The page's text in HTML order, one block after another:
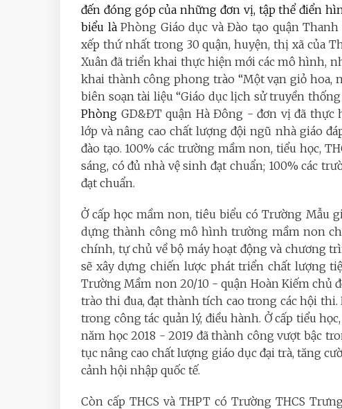
đến đóng góp của những đơn vị, tập thể điển
biểu làPhòng Giáo dục và Đào tạo quận
xếp thứ nhất trong 30 quận, huyện, thị xã của
Xuân đã triển khai thực hiện mới các mô hình,
khai thành công phong trào “Một vạn giỏ hoa,
biên soạn tài liệu “Giáo dục lịch sử truyền
Phòng GD&ĐT quận Hà Đông - đơn vị đã
lớp và nâng cao chất lượng đội ngũ nhà giáo
đào tạo. 100% các trường mầm non, tiểu học,
sáng, có đủ nhà vệ sinh đạt chuẩn; 100% các
đạt chuẩn.
Ở cấp học mầm non, tiêu biểu có Trường Mẫu
dựng thành công mô hình trường mầm non
chính, tự chủ về bộ máy hoạt động và chương
sẽ xây dựng chiến lược phát triển chất lượng
Trường Mầm non 20/10 - quận Hoàn Kiếm chủ
trào thi đua, đạt thành tích cao trong các hội
trong công tác quản lý, điều hành. Ở cấp tiểu
năm học 2018 - 2019 đã thành công vượt bậc
tục nâng cao chất lượng giáo dục đại trà, tăng
cảnh hội nhập quốc tế.
Còn cấp THCS và THPT có Trường THCS